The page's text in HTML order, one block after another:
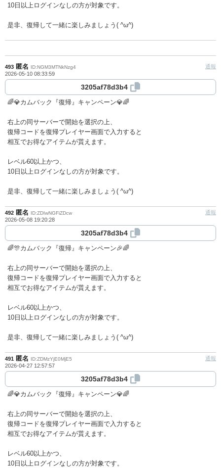
10日以上ログインなしの方が対象です。
是非、復帰して一緒に楽しみましょう( ^ω^)
493 匿名 ID:NGM3MTNkNzg4
2026-05-10 08:33:59
通報
3205af78d3b4
🌈💎カムバック『復帰』キャンペーン💎🌈
右上の同サーバーで開始を選択の上、
復帰コードを復帰プレイヤー画面で入力すると
相互でお得なアイテムが貰えます。
レベル60以上かつ、
10日以上ログインなしの方が対象です。
是非、復帰して一緒に楽しみましょう( ^ω^)
492 匿名 ID:ZDIwNGFiZDcw
2026-05-08 19:20:28
通報
3205af78d3b4
🌈🎊カムバック『復帰』キャンペーン🎉🌈
右上の同サーバーで開始を選択の上、
復帰コードを復帰プレイヤー画面で入力すると
相互でお得なアイテムが貰えます。
レベル60以上かつ、
10日以上ログインなしの方が対象です。
是非、復帰して一緒に楽しみましょう( ^ω^)
491 匿名 ID:ZDMzYjE0MjE5
2026-04-27 12:57:57
通報
3205af78d3b4
🌈💎カムバック『復帰』キャンペーン💎🌈
右上の同サーバーで開始を選択の上、
復帰コードを復帰プレイヤー画面で入力すると
相互でお得なアイテムが貰えます。
レベル60以上かつ、
10日以上ログインなしの方が対象です。